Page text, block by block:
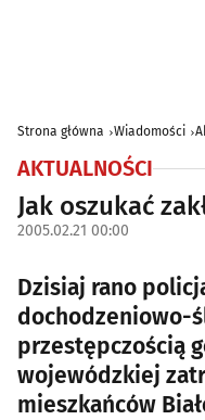
Strona główna Wiadomości
AKTUALNOŚCI
Jak oszukać
2005.02.21 00:00
Dzisiaj rano
dochodzeniowo-
przestępczością
wojewódzkiej
mieszkańców